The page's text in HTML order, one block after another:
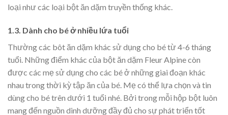
loại như các loại bột ăn dặm truyền thống khác.
1.3. Dành cho bé ở nhiều lứa tuổi
Thường các bôt ăn dặm khác sử dụng cho bé từ 4-6 tháng
tuổi. Những điểm khác của bột ăn dặm Fleur Alpine còn
được các mẹ sử dụng cho các bé ở những giai đoạn khác
nhau trong thời kỳ tập ăn của bé. Mẹ có thể lựa chọn và tin
dùng cho bé trên dưới 1 tuổi nhé. Bởi trong mỗi hộp bột luôn
mang đến nguồn dinh dưỡng đầy đủ cho sự phát triển tốt